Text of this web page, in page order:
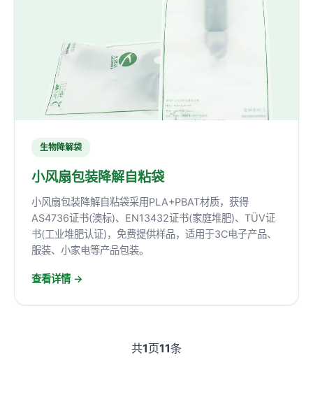
生物降解袋
小风扇包装降解自粘袋
小风扇包装降解自粘袋采用PLA+PBAT材质，获得
AS4736证书(澳标)、EN13432证书(家庭堆肥)、TÜV证
书(工业堆肥认证)，免费提供样品，适用于3C电子产品、
服装、小家电等产品包装。
查看详情 →
共1页11条